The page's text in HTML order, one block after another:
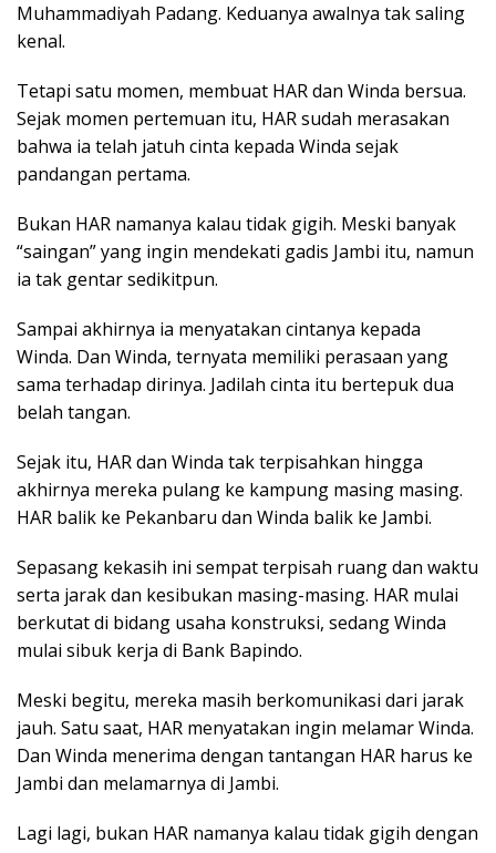
Muhammadiyah Padang. Keduanya awalnya tak saling
kenal.
Tetapi satu momen, membuat HAR dan Winda bersua.
Sejak momen pertemuan itu, HAR sudah merasakan
bahwa ia telah jatuh cinta kepada Winda sejak
pandangan pertama.
Bukan HAR namanya kalau tidak gigih. Meski banyak
“saingan” yang ingin mendekati gadis Jambi itu, namun
ia tak gentar sedikitpun.
Sampai akhirnya ia menyatakan cintanya kepada
Winda. Dan Winda, ternyata memiliki perasaan yang
sama terhadap dirinya. Jadilah cinta itu bertepuk dua
belah tangan.
Sejak itu, HAR dan Winda tak terpisahkan hingga
akhirnya mereka pulang ke kampung masing masing.
HAR balik ke Pekanbaru dan Winda balik ke Jambi.
Sepasang kekasih ini sempat terpisah ruang dan waktu
serta jarak dan kesibukan masing-masing. HAR mulai
berkutat di bidang usaha konstruksi, sedang Winda
mulai sibuk kerja di Bank Bapindo.
Meski begitu, mereka masih berkomunikasi dari jarak
jauh. Satu saat, HAR menyatakan ingin melamar Winda.
Dan Winda menerima dengan tantangan HAR harus ke
Jambi dan melamarnya di Jambi.
Lagi lagi, bukan HAR namanya kalau tidak gigih dengan